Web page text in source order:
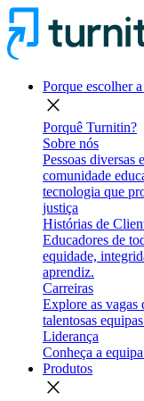
Porque escolher
close
Porquê Turnitin?
Sobre nós
Pessoas diversas
comunidade
tecnologia que
justiça
Histórias de
Educadores de
equidade,
aprendiz.
Carreiras
Explore as vagas
talentosas
Liderança
Conheça a
Produtos
close